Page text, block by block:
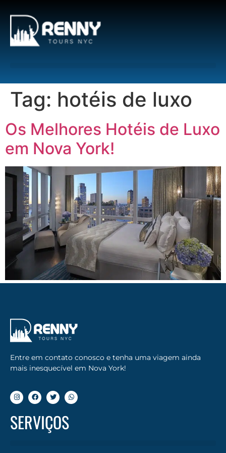
Tag: hotéis de luxo
Os Melhores Hotéis de Luxo
em Nova York!
Entre em contato conosco e tenha uma viagem ainda
mais inesquecível em Nova York!
SERVIÇOS